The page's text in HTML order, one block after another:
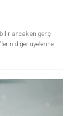
ancak en genç
diğer üyelerine